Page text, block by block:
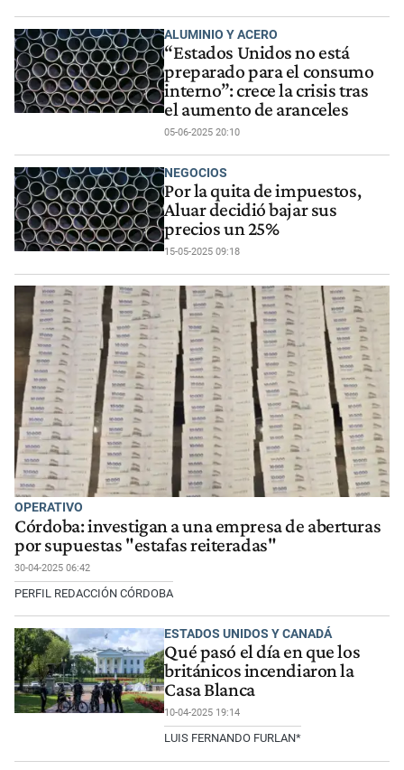
ALUMINIO Y ACERO
“Estados Unidos no está
preparado para el consumo
interno”: crece la crisis tras
el aumento de aranceles
05-06-2025 20:10
NEGOCIOS
Por la quita de impuestos,
Aluar decidió bajar sus
precios un 25%
15-05-2025 09:18
OPERATIVO
Córdoba: investigan a una empresa de aberturas
por supuestas "estafas reiteradas"
30-04-2025 06:42
PERFIL REDACCIÓN CÓRDOBA
ESTADOS UNIDOS Y CANADÁ
Qué pasó el día en que los
británicos incendiaron la
Casa Blanca
10-04-2025 19:14
LUIS FERNANDO FURLAN*